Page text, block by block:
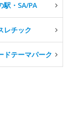
駅・SA/PA
レチック
ドテーマパーク